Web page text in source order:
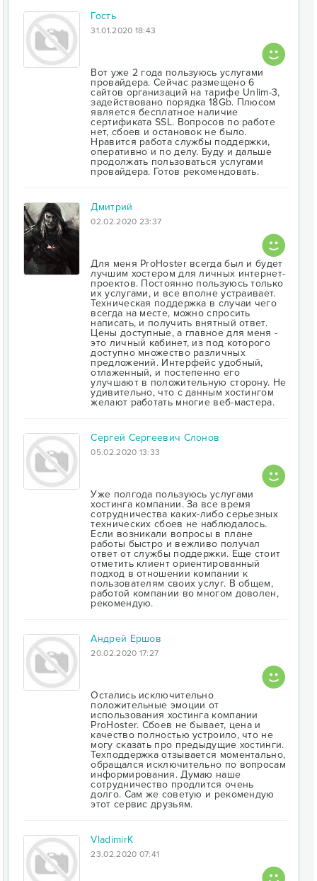
Гость
31.01.2020 18:43
Вот уже 2 года пользуюсь услугами
провайдера. Сейчас размещено 6
сайтов организаций на тарифе Unlim-3,
задействовано порядка 18Gb. Плюсом
является бесплатное наличие
сертификата SSL. Вопросов по работе
нет, сбоев и остановок не было.
Нравится работа службы поддержки,
оперативно и по делу. Буду и дальше
продолжать пользоваться услугами
провайдера. Готов рекомендовать.
Дмитрий
02.02.2020 23:37
Для меня ProHoster всегда был и будет
лучшим хостером для личных интернет-
проектов. Постоянно пользуюсь только
их услугами, и все вполне устраивает.
Техническая поддержка в случаи чего
всегда на месте, можно спросить
написать, и получить внятный ответ.
Цены доступные, а главное для меня -
это личный кабинет, из под которого
доступно множество различных
предложений. Интерфейс удобный,
отлаженный, и постепенно его
улучшают в положительную сторону. Не
удивительно, что с данным хостингом
желают работать многие веб-мастера.
Сергей Сергеевич Слонов
05.02.2020 13:33
Уже полгода пользуюсь услугами
хостинга компании. За все время
сотрудничества каких-либо серьезных
технических сбоев не наблюдалось.
Если возникали вопросы в плане
работы быстро и вежливо получал
ответ от службы поддержки. Еще стоит
отметить клиент ориентированный
подход в отношении компании к
пользователям своих услуг. В общем,
работой компании во многом доволен,
рекомендую.
Андрей Ершов
20.02.2020 17:27
Остались исключительно
положительные эмоции от
использования хостинга компании
ProHoster. Сбоев не бывает, цена и
качество полностью устроило, что не
могу сказать про предыдущие хостинги.
Техподдержка отзывается моментально,
обращался исключительно по вопросам
информирования. Думаю наше
сотрудничество продлится очень
долго. Сам же советую и рекомендую
этот сервис друзьям.
VladimirK
23.02.2020 07:41